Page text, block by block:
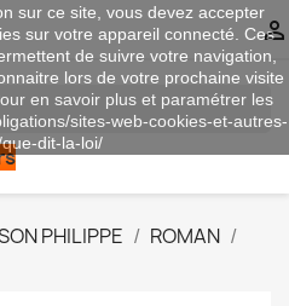

PHILIPPE
ROMAN
sur ce site, vous devez accepter
sur votre appareil connecté. Ces
de suivre votre navigation,
lors de votre prochaine visite
en savoir plus et paramétrer les
sites-web-cookies-et-autres-
dit-la-loi/